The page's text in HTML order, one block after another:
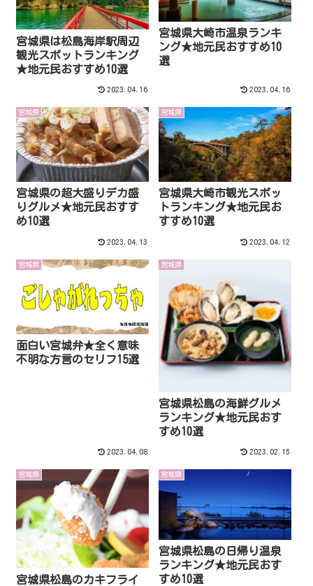
宮城県は松島海岸駅周辺
観光スポットランキング
★地元民おすすめ10選
2023.04.16
宮城県大崎市温泉ランキ
ング★地元民おすすめ10
選
2023.04.16
宮城県
宮城県の超大盛りデカ盛
りグルメ★地元民おすす
め10選
2023.04.13
宮城県
宮城県大崎市観光スポッ
トランキング★地元民お
すすめ10選
2023.04.12
宮城県
面白い宮城弁★全く意味
不明な方言のセリフ15選
2023.04.08
宮城県
宮城県松島の海鮮グルメ
ランキング★地元民おす
すめ10選
2023.02.15
宮城県
宮城県松島のカキフライ
宮城県
宮城県松島の日帰り温泉
ランキング★地元民おす
すめ10選